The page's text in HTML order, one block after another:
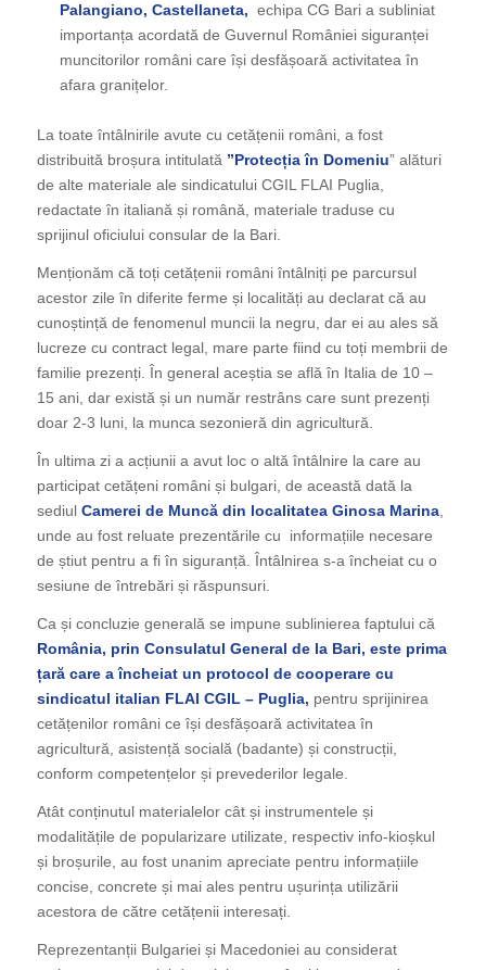
Palangiano, Castellaneta, echipa CG Bari a subliniat
importanța acordată de Guvernul României siguranței
muncitorilor români care își desfășoară activitatea în
afara granițelor.
La toate întâlnirile avute cu cetățenii români, a fost
distribuită broșura intitulată ”Protecția în Domeniu” alături
de alte materiale ale sindicatului CGIL FLAI Puglia,
redactate în italiană și română, materiale traduse cu
sprijinul oficiului consular de la Bari.
Menționăm că toți cetățenii români întâlniți pe parcursul
acestor zile în diferite ferme și localități au declarat că au
cunoștință de fenomenul muncii la negru, dar ei au ales să
lucreze cu contract legal, mare parte fiind cu toți membrii de
familie prezenți. În general aceștia se află în Italia de 10 –
15 ani, dar există și un număr restrâns care sunt prezenți
doar 2-3 luni, la munca sezonieră din agricultură.
În ultima zi a acțiunii a avut loc o altă întâlnire la care au
participat cetățeni români și bulgari, de această dată la
sediul Camerei de Muncă din localitatea Ginosa Marina,
unde au fost reluate prezentările cu informațiile necesare
de știut pentru a fi în siguranță. Întâlnirea s-a încheiat cu o
sesiune de întrebări și răspunsuri.
Ca și concluzie generală se impune sublinierea faptului că
România, prin Consulatul General de la Bari, este prima
țară care a încheiat un protocol de cooperare cu
sindicatul italian FLAI CGIL – Puglia, pentru sprijinirea
cetățenilor români ce își desfășoară activitatea în
agricultură, asistență socială (badante) și construcții,
conform competențelor și prevederilor legale.
Atât conținutul materialelor cât și instrumentele și
modalitățile de popularizare utilizate, respectiv info-kioșkul
și broșurile, au fost unanim apreciate pentru informațiile
concise, concrete și mai ales pentru ușurința utilizării
acestora de către cetățenii interesați.
Reprezentanții Bulgariei și Macedoniei au considerat